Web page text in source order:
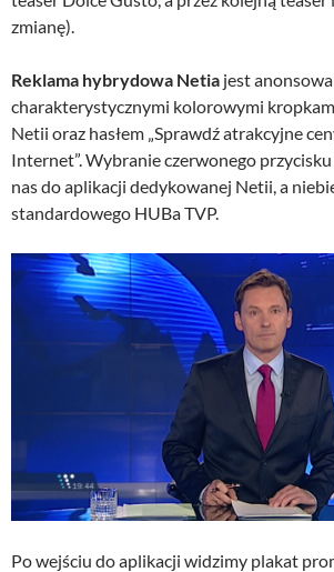
zmianę).
Reklama hybrydowa Netia jest
charakterystycznymi kolorowymi
Netii oraz hasłem „Sprawdź atrakcyjne
Internet”. Wybranie czerwonego
nas do aplikacji dedykowanej Netii, a
standardowego HUBa TVP.
Po wejściu do aplikacji widzimy plakat